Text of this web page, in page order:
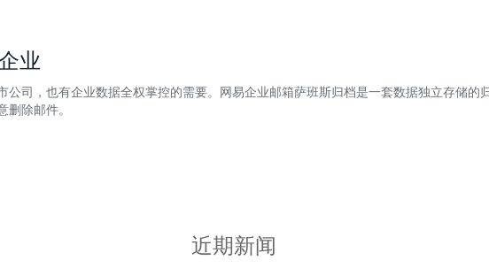
业
公司，也有企业数据全权掌控的需要。网易企业邮箱萨班斯归档是一套数据独立存储
删除邮件。
近期新闻